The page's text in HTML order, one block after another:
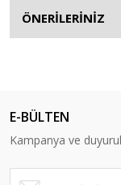
ÖNERİLERİNİZ
E-BÜLTEN
Kampanya ve